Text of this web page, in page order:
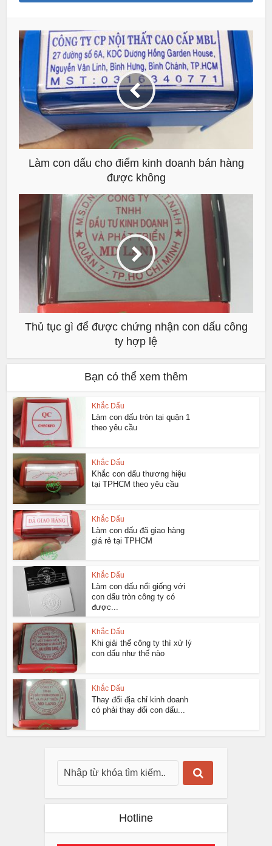
Làm con dấu cho điểm kinh doanh bán hàng
được không
Thủ tục gì để được chứng nhận con dấu công
ty hợp lệ
Bạn có thể xem thêm
Khắc Dấu
Làm con dấu tròn tại quận 1
theo yêu cầu
Khắc Dấu
Khắc con dấu thương hiệu
tại TPHCM theo yêu cầu
Khắc Dấu
Làm con dấu đã giao hàng
giá rẻ tại TPHCM
Khắc Dấu
Làm con dấu nổi giống với
con dấu tròn công ty có
được...
Khắc Dấu
Khi giải thể công ty thì xử lý
con dấu như thế nào
Khắc Dấu
Thay đổi địa chỉ kinh doanh
có phải thay đổi con dấu...
Hotline